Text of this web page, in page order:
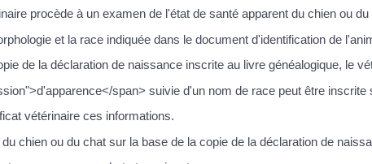
procède à un examen de l'état de santé apparent du chien ou du
et la race indiquée dans le document d'identification de
de la déclaration de naissance inscrite au livre généalogique, le
span> suivie d'un nom de race peut être inscrite
vétérinaire ces informations.
chien ou du chat sur la base de la copie de la déclaration de